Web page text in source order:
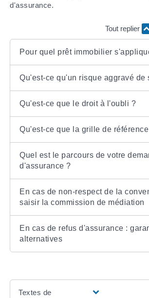
d'assurance.
Tout replier
Pour quel prêt immobilier
Qu'est-ce qu'un risque aggravé de
Qu'est-ce que le droit à l'oubli ?
Qu'est-ce que la grille de
Quel est le parcours de votre
d'assurance ?
En cas de non-respect de la
saisir la commission de médiation
En cas de refus d'assurance :
alternatives
Textes de